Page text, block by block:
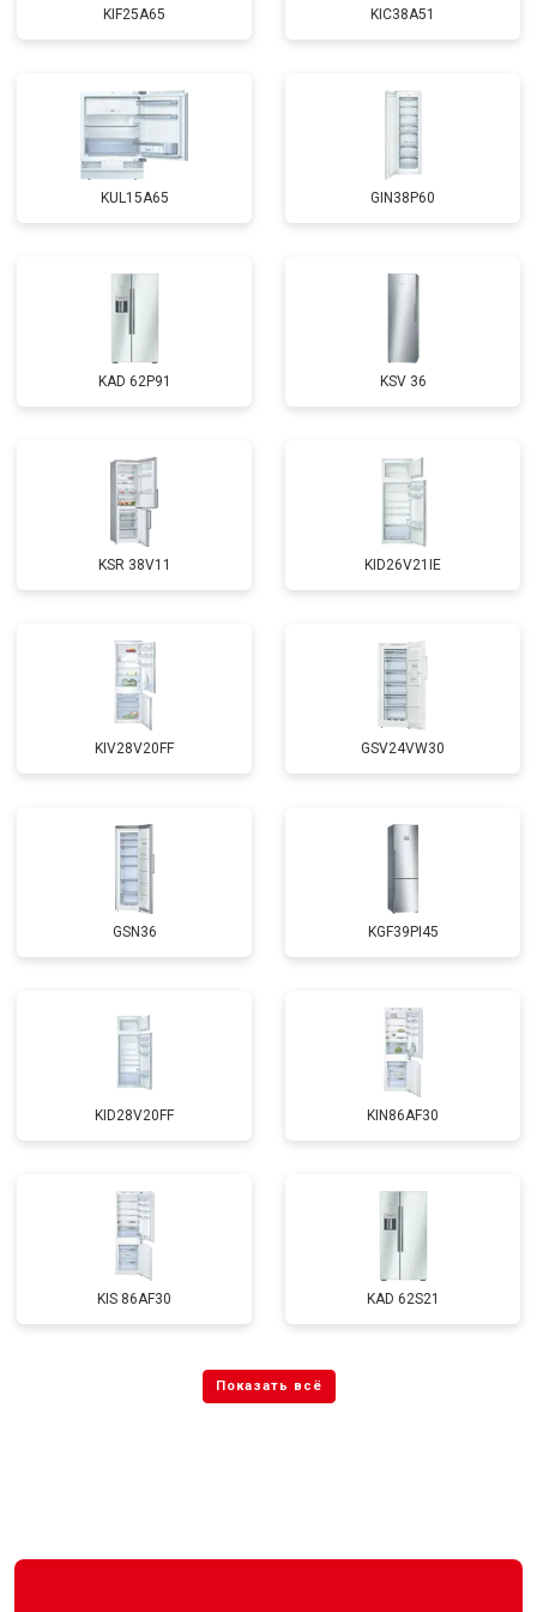
KIF25A65 KIC38A51
KUL15A65 GIN38P60
KAD 62P91 KSV 36
KSR 38V11 KID26V21IE
KIV28V20FF GSV24VW30
GSN36 KGF39PI45
KID28V20FF KIN86AF30
KIS 86AF30 KAD 62S21